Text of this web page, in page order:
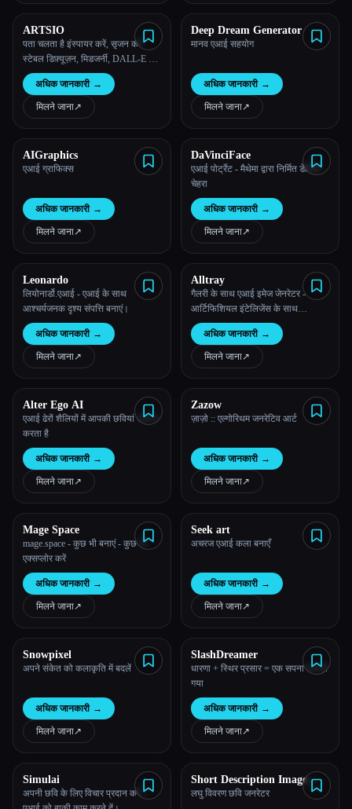
ARTSIO
पता चलता है इंस्पायर करें, सृजन करें
स्टेबल डिफ़्यूज़न, मिडजर्नी, DALL-E की
लाखों आर्ट इमेज खोजे और उनसे प्रेरणा
लें... अधिक जानकारी →
मिलने जाना↗︎
Deep Dream Generator
मानव एआई सहयोग
अधिक जानकारी →
मिलने जाना↗︎
AIGraphics
एआई ग्राफिक्स
अधिक जानकारी →
मिलने जाना↗︎
DaVinciFace
एआई पोर्ट्रेट - मैथेमा द्वारा निर्मित डेविंसी
चेहरा
अधिक जानकारी →
मिलने जाना↗︎
Leonardo
लियोनार्डो.एआई - एआई के साथ
आश्चर्यजनक दृश्य संपत्ति बनाएं।
अधिक जानकारी →
मिलने जाना↗︎
Alltray
गैलरी के साथ एआई इमेज जेनरेटर -
आर्टिफिशियल इंटेलिजेंस के साथ
अद्वितीय, कस्टम छवियां बनाएं और ब्राउज़
करें
अधिक जानकारी →
मिलने जाना↗︎
Alter Ego AI
एआई ढेरों शैलियों में आपकी छवियां उत्पन्न
करता है
अधिक जानकारी →
मिलने जाना↗︎
Zazow
ज़ाज़ो :: एल्गोरिथम जनरेटिव आर्ट
अधिक जानकारी →
मिलने जाना↗︎
Mage Space
mage.space - कुछ भी बनाएं - कुछ भी
एक्सप्लोर करें
अधिक जानकारी →
मिलने जाना↗︎
Seek art
अचरज एआई कला बनाएँ
अधिक जानकारी →
मिलने जाना↗︎
Snowpixel
अपने संकेत को कलाकृति में बदलें
अधिक जानकारी →
मिलने जाना↗︎
SlashDreamer
धारणा + स्थिर प्रसार = एक सपना सच हो
गया
अधिक जानकारी →
मिलने जाना↗︎
Simulai
अपनी छवि के लिए विचार प्रदान करें।
Short Description Image
Generator
लघु विवरण छवि जनरेटर